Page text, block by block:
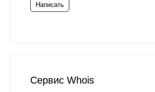
Написать
Сервис Whois